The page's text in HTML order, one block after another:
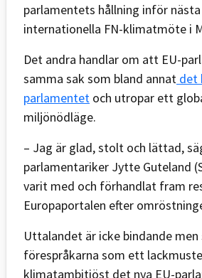
parlamentets hållning inför nästa
internationella FN-klimatmöte i
Det andra handlar om att EU-
samma sak som bland annat det
parlamentet och utropar ett
miljönödläge.
– Jag är glad, stolt och lättad,
parlamentariker Jytte Guteland
varit med och förhandlat fram
Europaportalen efter
Uttalandet är icke bindande men
förespråkarna som ett
klimatambitiöst det nya EU-